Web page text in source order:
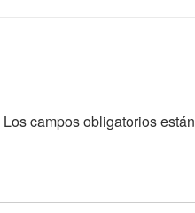
Los campos obligatorios están